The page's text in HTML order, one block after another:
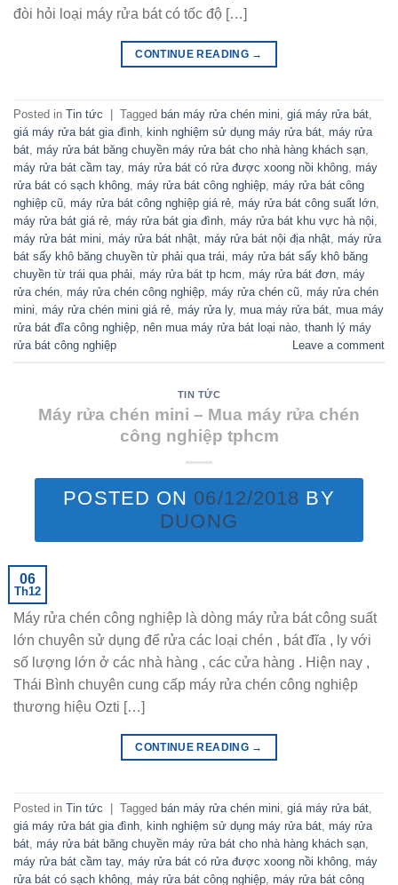
đòi hỏi loại máy rửa bát có tốc độ […]
CONTINUE READING →
Posted in Tin tức Tagged bán máy rửa chén mini giá máy rửa bát
giá máy rửa bát gia đình
kinh nghiệm sử dụng máy rửa bát máy rửa
bát máy rửa bát băng chuyền máy rửa bát cho nhà hàng khách sạn
máy rửa bát cầm tay, máy rửa bát có rửa được xoong nồi không máy
rửa bát có sạch không máy rửa bát công nghiệp máy rửa bát công
nghiệp cũ máy rửa bát công nghiệp giá rẻ máy rửa bát công suất lớn
máy rửa bát giá rẻ máy rửa bát gia đình máy rửa bát khu vực hà nội
máy rửa bát mini máy rửa bát nhật máy rửa bát nội địa nhật máy rửa
bát sấy khô băng chuyền từ phải qua trái máy rửa bát sấy khô băng
chuyền từ trái qua phải máy rửa bát tp hcm máy rửa bát đơn máy
rửa chén máy rửa chén công nghiệp máy rửa chén cũ máy rửa chén
mini máy rửa chén mini giá rẻ máy rửa ly, mua máy rửa bát mua máy
rửa bát đĩa công nghiệp nên mua máy rửa bát loại nào thanh lý máy
rửa bát công nghiệp
Leave a comment
TIN TỨC
Máy rửa chén mini – Mua máy rửa chén
công nghiệp tphcm
POSTED ON 06/12/2018 BY
DUONG
06
Th12
Máy rửa chén công nghiệp là dòng máy rửa bát công suất
lớn chuyên sử dụng để rửa các loại chén , bát đĩa , ly với
số lượng lớn ở các nhà hàng , các cửa hàng . Hiện nay ,
Thái Bình chuyên cung cấp máy rửa chén công nghiệp
thương hiệu Ozti […]
CONTINUE READING →
Posted in Tin tức | Tagged bán máy rửa chén mini giá máy rửa bát
giá máy rửa bát gia đình kinh nghiệm sử dụng máy rửa bát máy rửa
bát máy rửa bát băng chuyền máy rửa bát cho nhà hàng khách sạn
máy rửa bát cầm tay, máy rửa bát có rửa được xoong nồi không máy
rửa bát có sạch không máy rửa bát công nghiệp máy rửa bát công